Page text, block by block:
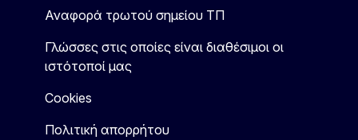
Αναφορά τρωτού σημείου ΤΠ
Γλώσσες στις οποίες είναι διαθέσιμοι οι
ιστότοποί μας
Cookies
Πολιτική απορρήτου